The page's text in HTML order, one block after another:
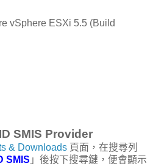
vSphere ESXi 5.5 (Build
SMIS Provider
& Downloads 頁面，在搜尋列
SMIS 」後按下搜尋鍵，便會顯示